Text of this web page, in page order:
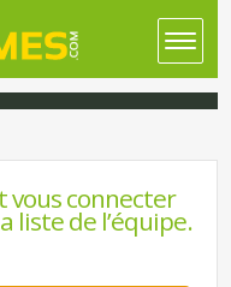
vous connecter
liste de l’équipe.